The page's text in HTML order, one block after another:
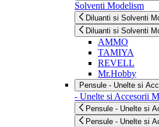
Solventi Modelism
Diluanti si Solventi
Diluanti si Solventi
AMMO
TAMIYA
REVELL
Mr.Hobby
Pensule - Unelte si
- Unelte si Accesorii
Pensule - Unelte si
Pensule - Unelte si